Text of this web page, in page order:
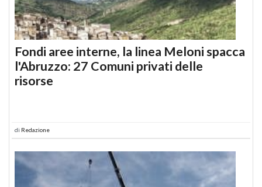
Fondi aree interne, la linea Meloni spacca
l'Abruzzo: 27 Comuni privati delle
risorse
di Redazione